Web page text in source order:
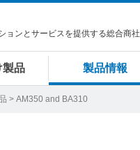
ョンとサービスを提供する総合商社
製品 製品情報
> AM350 and BA310